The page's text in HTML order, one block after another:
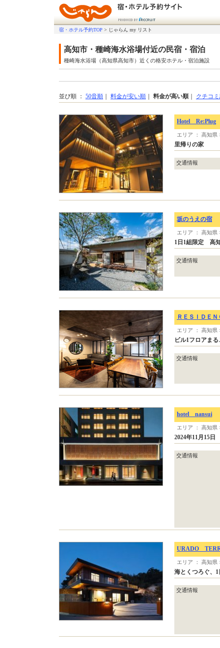
宿・ホテル予約TOP > じゃらん my リスト
高知市・種崎海水浴場付近の民宿・宿泊
種崎海水浴場（高知県高知市）近くの格安ホテル・宿泊施設
並び順 ： 50音順 料金が安い順 料金が高い順 クチコ
Hotel Re:Plug
エリア ： 高知県
里帰りの家
交通情報
坂のうえの宿
エリア ： 高知県
1日1組限定 高
交通情報
ＲＥＳＩＤＥ
エリア ： 高知県
ビル1フロアま
交通情報
hotel nansui
エリア ： 高知県
2024年11月15
交通情報
URADO
エリア ： 高知県
海とくつろぐ、
交通情報